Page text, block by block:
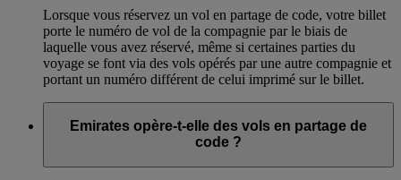
Lorsque vous réservez un vol en partage de code, votre billet
porte le numéro de vol de la compagnie par le biais de
laquelle vous avez réservé, même si certaines parties du
voyage se font via des vols opérés par une autre compagnie et
portant un numéro différent de celui imprimé sur le billet.
Emirates opère-t-elle des vols en partage de
code ?